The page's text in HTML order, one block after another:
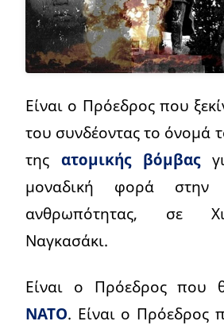
Είναι ο Πρόεδρος που
του συνδέοντας το όνομά
της ατομικής βόμβας
μοναδική φορά στην
ανθρωπότητας, σε
Ναγκασάκι.
Είναι ο Πρόεδρος που
ΝΑΤΟ. Είναι ο Πρόεδρος